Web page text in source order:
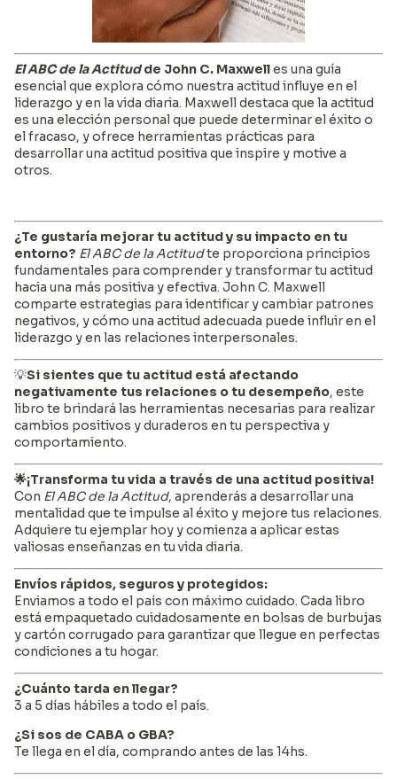
El ABC de la Actitudde John C. Maxwelles una guía
esencial que explora cómo nuestra actitud influye en el
liderazgo y en la vida diaria. Maxwell destaca que la actitud
es una elección personal que puede determinar el éxito o
el fracaso, y ofrece herramientas prácticas para
desarrollar una actitud positiva que inspire y motive a
otros.
¿Te gustaría mejorar tu actitud y su impacto en tu
entorno? El ABC de la Actitudte proporciona principios
fundamentales para comprender y transformar tu actitud
hacia una más positiva y efectiva. John C. Maxwell
comparte estrategias para identificar y cambiar patrones
negativos, y cómo una actitud adecuada puede influir en el
liderazgo y en las relaciones interpersonales.
💡Si sientes que tu actitud está afectando
negativamente tus relaciones o tu desempeño, este
libro te brindará las herramientas necesarias para realizar
cambios positivos y duraderos en tu perspectiva y
comportamiento.
🌟¡Transforma tu vida a través de una actitud positiva!
Con El ABC de la Actitud, aprenderás a desarrollar una
mentalidad que te impulse al éxito y mejore tus relaciones.
Adquiere tu ejemplar hoy y comienza a aplicar estas
valiosas enseñanzas en tu vida diaria.
Envíos rápidos, seguros y protegidos:
Enviamos a todo el país con máximo cuidado. Cada libro
está empaquetado cuidadosamente en bolsas de burbujas
y cartón corrugado para garantizar que llegue en perfectas
condiciones a tu hogar.
¿Cuánto tarda en llegar?
3 a 5 días hábiles a todo el país.
¿Si sos de CABA o GBA?
Te llega en el día, comprando antes de las 14hs.